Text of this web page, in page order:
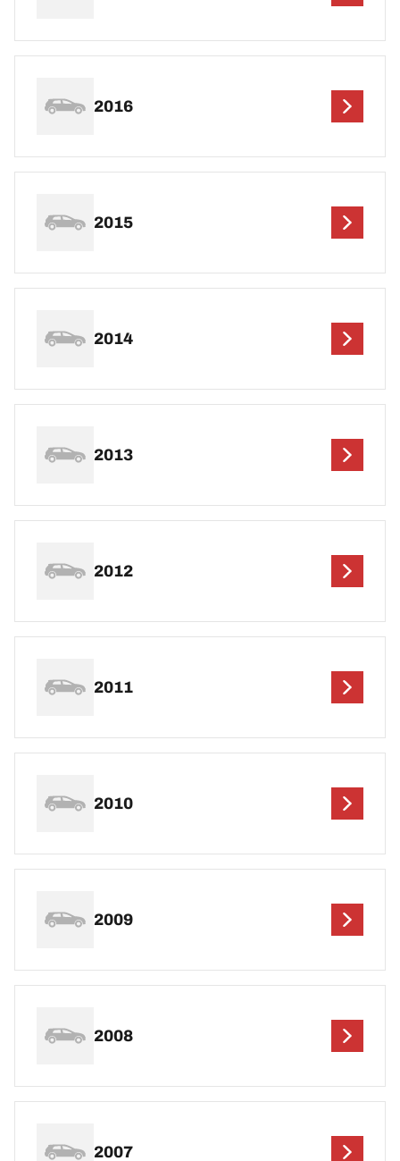
2016
2015
2014
2013
2012
2011
2010
2009
2008
2007